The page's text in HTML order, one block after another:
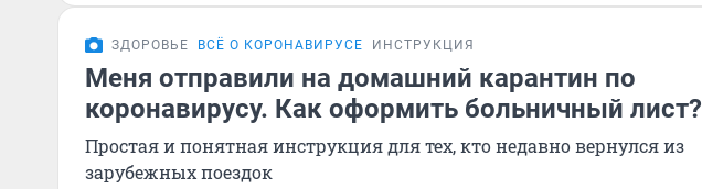
ЗДОРОВЬЕ ВСЁ О КОРОНАВИРУСЕ ИНСТРУКЦИЯ
Меня отправили на домашний карантин по
коронавирусу. Как оформить больничный лист?
Простая и понятная инструкция для тех, кто недавно вернулся из
зарубежных поездок